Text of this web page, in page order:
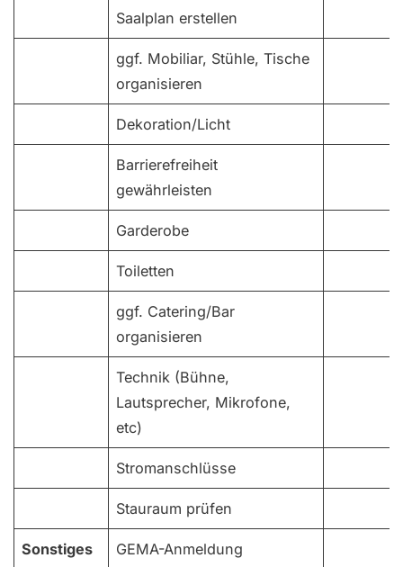
Saalplan erstellen
ggf. Mobiliar, Stühle, Tische
organisieren
Dekoration/Licht
Barrierefreiheit
gewährleisten
Garderobe
Toiletten
ggf. Catering/Bar
organisieren
Technik (Bühne,
Lautsprecher, Mikrofone,
etc)
Stromanschlüsse
Stauraum prüfen
Sonstiges GEMA-Anmeldung